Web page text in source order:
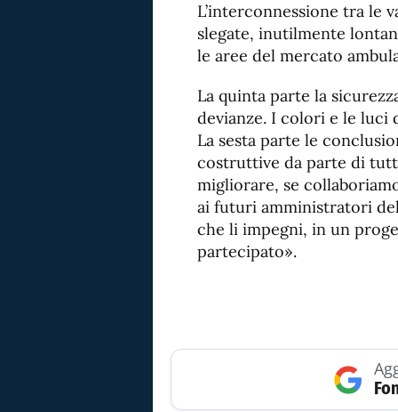
L’interconnessione tra le
slegate, inutilmente
le aree del mercato
La quinta parte la
devianze. I colori e le
La sesta parte le
costruttive da parte di
migliorare, se
ai futuri amministratori
che li impegni, in un
partecipato».